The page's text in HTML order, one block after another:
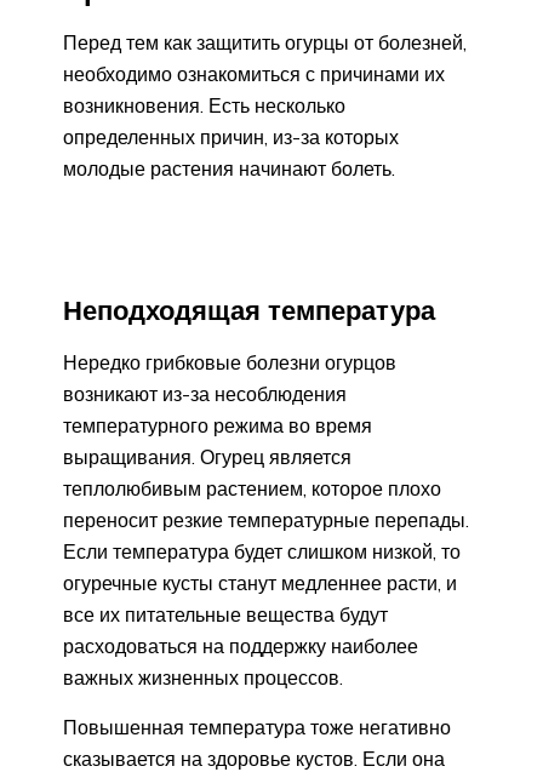
Перед тем как защитить огурцы от болезней,
необходимо ознакомиться с причинами их
возникновения. Есть несколько
определенных причин, из-за которых
молодые растения начинают болеть.
Неподходящая температура
Нередко грибковые болезни огурцов
возникают из-за несоблюдения
температурного режима во время
выращивания. Огурец является
теплолюбивым растением, которое плохо
переносит резкие температурные перепады.
Если температура будет слишком низкой, то
огуречные кусты станут медленнее расти, и
все их питательные вещества будут
расходоваться на поддержку наиболее
важных жизненных процессов.
Повышенная температура тоже негативно
сказывается на здоровье кустов. Если она